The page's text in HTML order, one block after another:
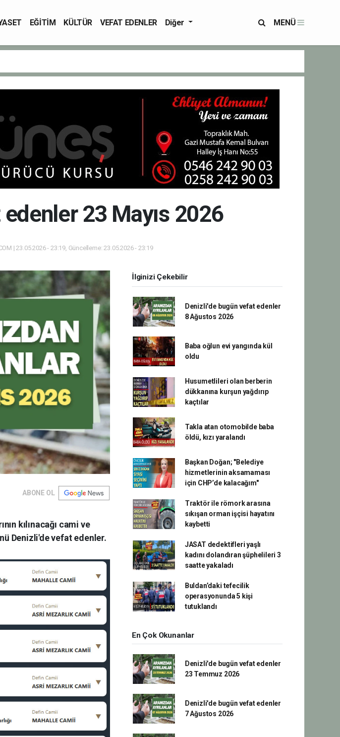
EĞİTİM KÜLTÜR VEFAT EDENLER Diğer MENÜ
23 Mayıs 2026
| 23.05.2026 - 23:19, Güncelleme: 23.05.2026 - 23:19
ABONE OL
kılınacağı cami ve
Denizli'de vefat edenler.
İlginizi Çekebilir
Denizli'de bugün vefat edenler
8 Ağustos 2026
Baba oğlun evi yangında kül
oldu
Husumetlileri olan berberin
dükkanına kurşun yağdırıp
kaçtılar
Takla atan otomobilde baba
öldü, kızı yaralandı
Başkan Doğan; "Belediye
hizmetlerinin aksamaması
için CHP’de kalacağım"
Traktör ile römork arasına
sıkışan orman işçisi hayatını
kaybetti
JASAT dedektifleri yaşlı
kadını dolandıran şüphelileri 3
saatte yakaladı
Buldan’daki tefecilik
operasyonunda 5 kişi
tutuklandı
En Çok Okunanlar
Denizli'de bugün vefat edenler
23 Temmuz 2026
Denizli'de bugün vefat edenler
7 Ağustos 2026